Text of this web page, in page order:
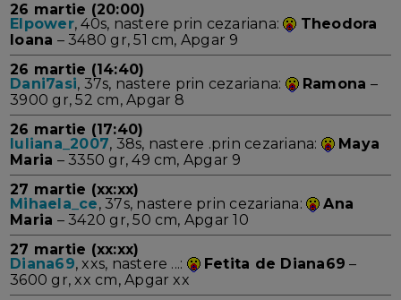
26 martie (20:00)
Elpower, 40s, nastere prin cezariana:
Theodora
Ioana – 3480 gr, 51 cm, Apgar 9
26 martie (14:40)
Dani7asi, 37s, nastere prin cezariana: Ramona –
3900 gr, 52 cm, Apgar 8
26 martie (17:40)
Iuliana_2007, 38s, nastere .prin cezariana:
Maya
Maria – 3350 gr, 49 cm, Apgar 9
27 martie (xx:xx)
Mihaela_ce, 37s, nastere prin cezariana:
Ana
Maria – 3420 gr, 50 cm, Apgar 10
27 martie (xx:xx)
Diana69, xxs, nastere ...: Fetita de Diana69 –
3600 gr, xx cm, Apgar xx